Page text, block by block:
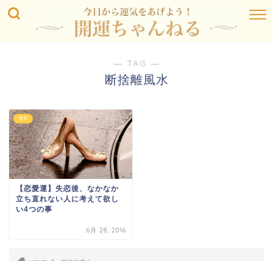
― TAG ―
断捨離風水
運気
【恋愛運】失恋後、なかなか
立ち直れない人に考えて欲し
い4つの事
6月 28, 2016